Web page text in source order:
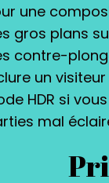
une
gros plans
contre-
un
HDR si
mal